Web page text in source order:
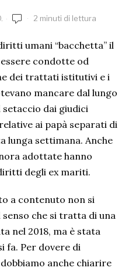
2 minuti di lettura
umani “bacchetta” il
condotte od
dei trattati istitutivi e i
mancare dal lungo
setaccio dai giudici
ai papà separati di
lunga settimana. Anche
adottate hanno
degli ex mariti.
a contenuto non si
che si tratta di una
nel 2018, ma è stata
fa. Per dovere di
anche chiarire